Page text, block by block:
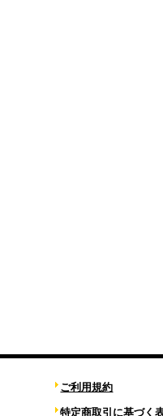
ご利用規約
特定商取引に基づく